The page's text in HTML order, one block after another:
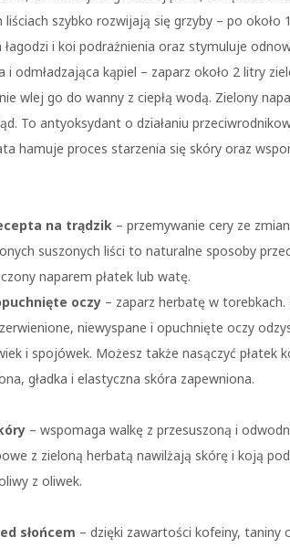
liściach szybko rozwijają się grzyby – po około
i koi podrażnienia oraz stymuluje
i odmładzająca kąpiel – zaparz około 2 litry
wlej go do wanny z ciepłą wodą. Zielony
To antyoksydant o działaniu
hamuje proces starzenia się skóry oraz
na trądzik – przemywanie cery ze
suszonych liści to naturalne sposoby
naparem płatek lub watę.
oczy – zaparz herbatę w
niewyspane i opuchnięte oczy
i spojówek. Możesz także nasączyć płatek
gładka i elastyczna skóra zapewniona.
– wspomaga walkę z przesuszoną i
z zieloną herbatą nawilżają skórę i koją
z oliwek.
słońcem – dzięki zawartości kofeiny,